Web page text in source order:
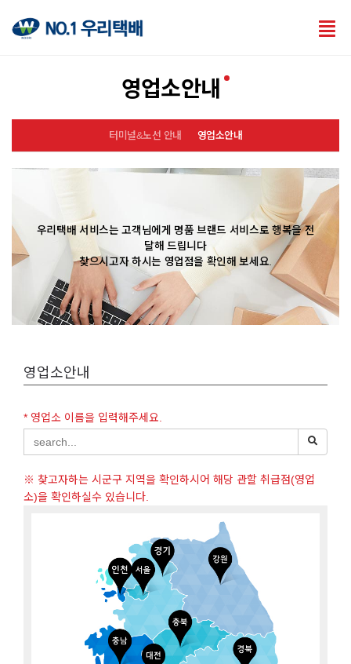
영업소안내
터미널&노선 안내 영업소안내
우리택배 서비스는 고객님에게 명품 브랜드 서비스로 행복을 전
달해 드립니다
찾으시고자 하시는 영업점을 확인해 보세요.
영업소안내
* 영업소 이름을 입력해주세요.
※ 찾고자하는 시군구 지역을 확인하시어 해당 관할 취급점(영업
소)을 확인하실수 있습니다.